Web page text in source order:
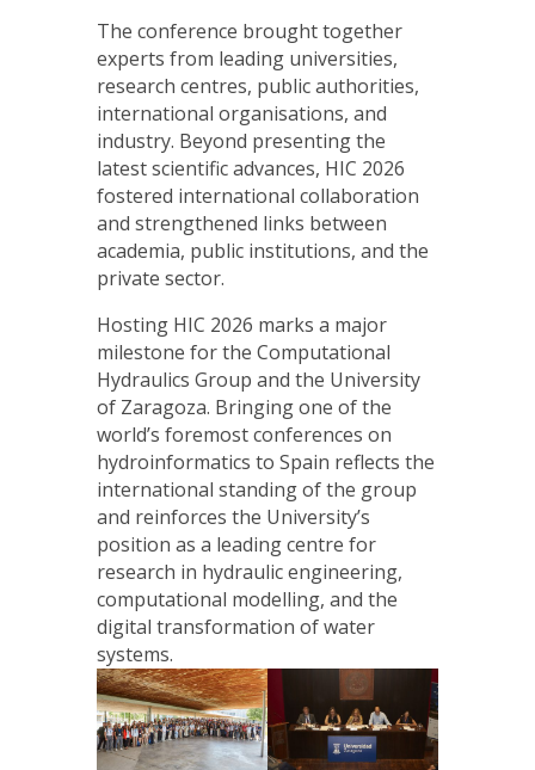
The conference brought together
experts from leading universities,
research centres, public authorities,
international organisations, and
industry. Beyond presenting the
latest scientific advances, HIC 2026
fostered international collaboration
and strengthened links between
academia, public institutions, and the
private sector.
Hosting HIC 2026 marks a major
milestone for the Computational
Hydraulics Group and the University
of Zaragoza. Bringing one of the
world’s foremost conferences on
hydroinformatics to Spain reflects the
international standing of the group
and reinforces the University’s
position as a leading centre for
research in hydraulic engineering,
computational modelling, and the
digital transformation of water
systems.